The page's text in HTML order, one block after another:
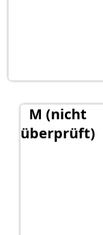
M (nicht
überprüft)